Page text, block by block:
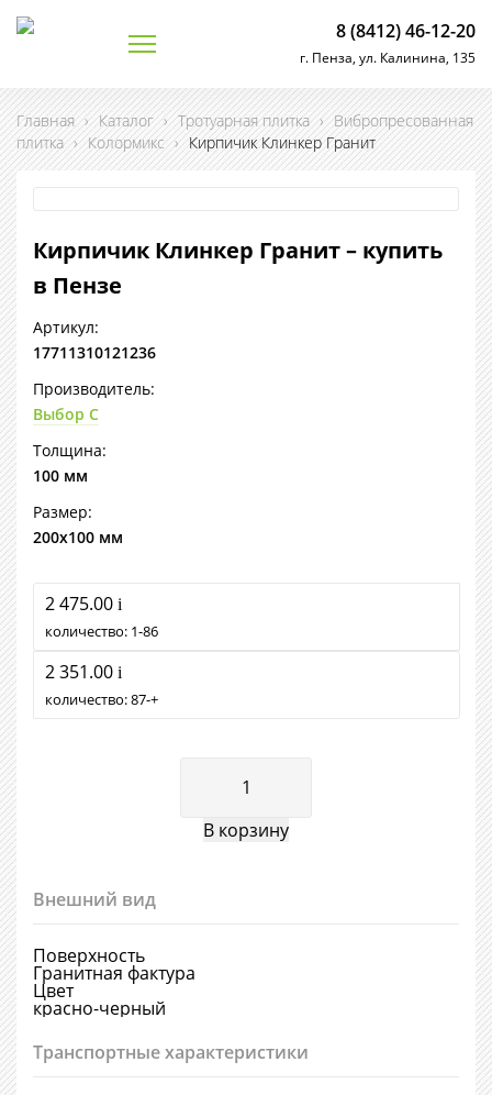
8 (8412) 46-12-20
г. Пенза, ул. Калинина, 135
Главная › Каталог › Тротуарная плитка › Вибропресованная
плитка › Колормикс › Кирпичик Клинкер Гранит
Кирпичик Клинкер Гранит – купить
в Пензе
Артикул:
17711310121236
Производитель:
Выбор С
Толщина:
100 мм
Размер:
200х100 мм
2 475.00 i
количество: 1 86
2 351.00 i
количество:87 +
Внешний вид
Поверхность
Гранитная фактура
Цвет
красно-черный
Транспортные характеристики